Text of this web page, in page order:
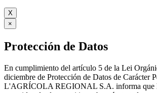
X
×
Protección de Datos
En cumplimiento del artículo 5 de la Lei
diciembre de Protección de Datos de Carácter
L'AGRÍCOLA REGIONAL S.A. informa que